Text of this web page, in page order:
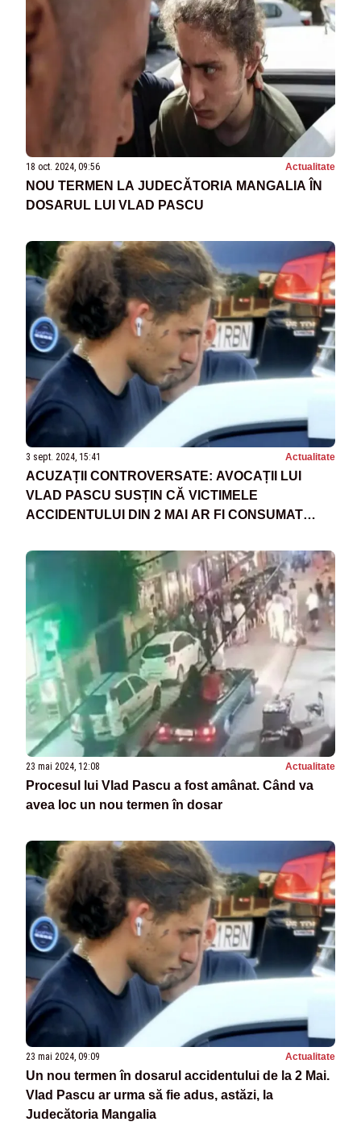
18 oct. 2024, 09:56 Actualitate
NOU TERMEN LA JUDECĂTORIA MANGALIA ÎN
DOSARUL LUI VLAD PASCU
3 sept. 2024, 15:41 Actualitate
ACUZAȚII CONTROVERSATE: AVOCAȚII LUI
VLAD PASCU SUSȚIN CĂ VICTIMELE
ACCIDENTULUI DIN 2 MAI AR FI CONSUMAT
23 mai 2024, 12:08 Actualitate
Procesul lui Vlad Pascu a fost amânat. Când va
avea loc un nou termen în dosar
23 mai 2024, 09:09 Actualitate
Un nou termen în dosarul accidentului de la 2 Mai.
Vlad Pascu ar urma să fie adus, astăzi, la
Judecătoria Mangalia